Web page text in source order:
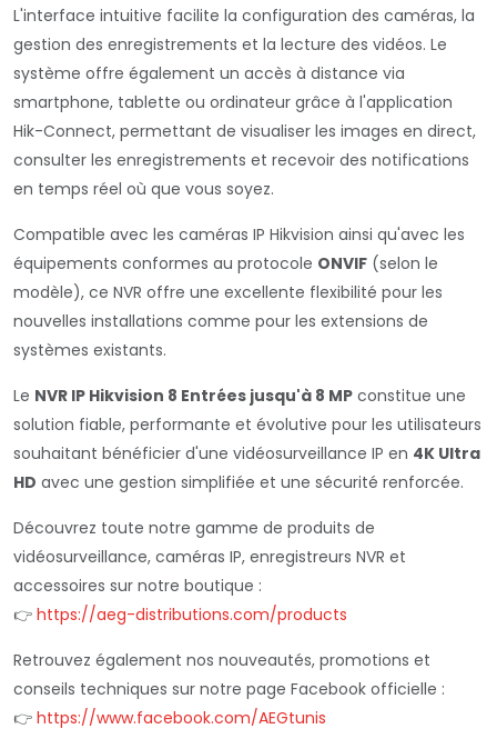
L'interface intuitive facilite la configuration des caméras, la
gestion des enregistrements et la lecture des vidéos. Le
système offre également un accès à distance via
smartphone, tablette ou ordinateur grâce à l'application
Hik-Connect, permettant de visualiser les images en direct,
consulter les enregistrements et recevoir des notifications
en temps réel où que vous soyez.
Compatible avec les caméras IP Hikvision ainsi qu'avec les
équipements conformes au protocole ONVIF (selon le
modèle), ce NVR offre une excellente flexibilité pour les
nouvelles installations comme pour les extensions de
systèmes existants.
Le NVR IP Hikvision 8 Entrées jusqu'à 8 MP constitue une
solution fiable, performante et évolutive pour les utilisateurs
souhaitant bénéficier d'une vidéosurveillance IP en 4K Ultra
HD avec une gestion simplifiée et une sécurité renforcée.
Découvrez toute notre gamme de produits de
vidéosurveillance, caméras IP, enregistreurs NVR et
accessoires sur notre boutique :
👉 https://aeg-distributions.com/products
Retrouvez également nos nouveautés, promotions et
conseils techniques sur notre page Facebook officielle :
👉 https://www.facebook.com/AEGtunis